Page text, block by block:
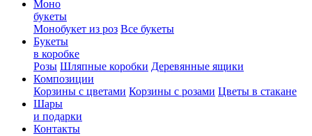
Моно
букеты
Монобукет из роз Все букеты
Букеты
в коробке
Розы Шляпные коробки Деревянные ящики
Композиции
Корзины с цветами Корзины с розами Цветы в стакане
Шары
и подарки
Контакты